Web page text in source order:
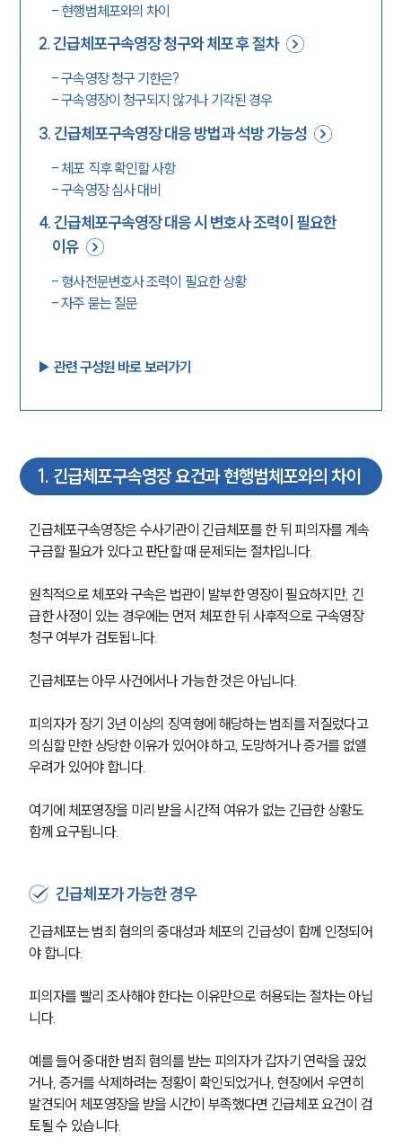
- 현행범체포와의 차이
2.긴급체포구속영장 청구와 체포 후 절차
-구속영장 청구 기한은?
-구속영장이 청구되지 않거나 기각된 경우
3.긴급체포구속영장 대응 방법과 석방 가능성
- 체포 직후 확인할 사항
-구속영장 심사 대비
4.긴급체포구속영장 대응 시 변호사 조력이 필요한
이유
- 형사전문변호사 조력이 필요한 상황
-자주 묻는 질문
▶︎ 관련 구성원 바로 보러가기
1. 긴급체포구속영장 요건과 현행범체포와의 차이
긴급체포구속영장은 수사기관이 긴급체포를 한 뒤 피의자를 계속
구금할 필요가 있다고 판단할 때 문제되는 절차입니다.
원칙적으로 체포와 구속은 법관이 발부한 영장이 필요하지만, 긴
급한 사정이 있는 경우에는 먼저 체포한 뒤 사후적으로 구속영장
청구 여부가 검토됩니다.
긴급체포는 아무 사건에서나 가능한 것은 아닙니다.
피의자가 장기 3년 이상의 징역형에 해당하는 범죄를 저질렀다고
의심할 만한 상당한 이유가 있어야 하고, 도망하거나 증거를 없앨
우려가 있어야 합니다.
여기에 체포영장을 미리 받을 시간적 여유가 없는 긴급한 상황도
함께 요구됩니다.
긴급체포가 가능한 경우
긴급체포는 범죄 혐의의 중대성과 체포의 긴급성이 함께 인정되어
야 합니다.
피의자를 빨리 조사해야 한다는 이유만으로 허용되는 절차는 아닙
니다.
예를 들어 중대한 범죄 혐의를 받는 피의자가 갑자기 연락을 끊었
거나, 증거를 삭제하려는 정황이 확인되었거나, 현장에서 우연히
발견되어 체포영장을 받을 시간이 부족했다면 긴급체포 요건이 검
토될 수 있습니다.